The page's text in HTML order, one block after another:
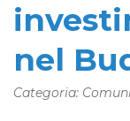
nel
Categoria: